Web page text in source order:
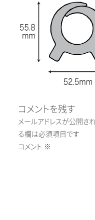
コメントを残す
メールアドレスが公開さ
る欄は必須項目です
コメント ※